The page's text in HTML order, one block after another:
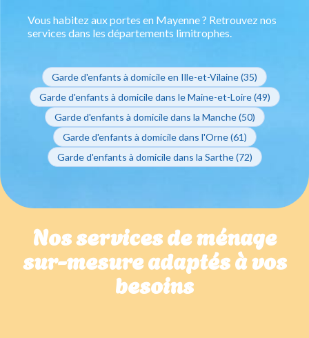
Vous habitez aux portes en Mayenne ? Retrouvez nos
services dans les départements limitrophes.
Garde d'enfants à domicile en Ille-et-Vilaine (35)
Garde d'enfants à domicile dans le Maine-et-Loire (49)
Garde d'enfants à domicile dans la Manche (50)
Garde d'enfants à domicile dans l'Orne (61)
Garde d'enfants à domicile dans la Sarthe (72)
Nos services de ménage
sur-mesure adaptés à vos
besoins